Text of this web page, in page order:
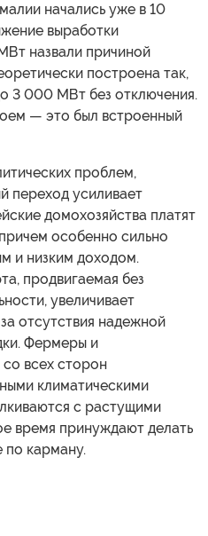
начались уже в 10
выработки
назвали причиной
построена так,
3 000 МВт без отключения.
— это был встроенный
проблем,
переход усиливает
домохозяйства платят
особенно сильно
и низким доходом.
продвигаемая без
увеличивает
отсутствия надежной
Фермеры и
всех сторон
климатическими
с растущими
время принуждают делать
по карману.